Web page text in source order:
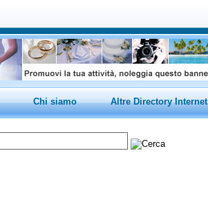
Chi siamo Altre Directory Internet